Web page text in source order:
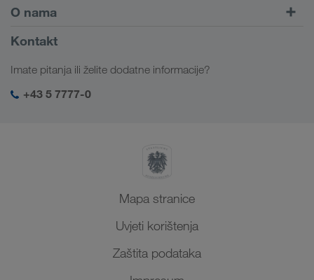
Portal za klijente CONNECT
Digitalna rješenja
Rješenja prema branši
Europa
Kavkaz
Srednja Azija
Bliski Istok
O nama
Informacije o poduzeću
Društvena odgovornost
SHEQ-menadžment
Kontakt
Imate pitanja ili želite dodatne informacije?
+43 5 7777-0
Mapa stranice
Uvjeti korištenja
Zaštita podataka